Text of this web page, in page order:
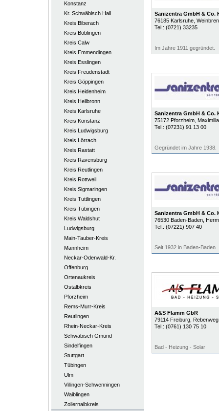
Konstanz
Kr. Schwäbisch Hall
Kreis Biberach
Kreis Böblingen
Kreis Calw
Kreis Emmendingen
Kreis Esslingen
Kreis Freudenstadt
Kreis Göppingen
Kreis Heidenheim
Kreis Heilbronn
Kreis Karlsruhe
Kreis Konstanz
Kreis Ludwigsburg
Kreis Lörrach
Kreis Rastatt
Kreis Ravensburg
Kreis Reutlingen
Kreis Rottweil
Kreis Sigmaringen
Kreis Tuttlingen
Kreis Tübingen
Kreis Waldshut
Ludwigsburg
Main-Tauber-Kreis
Mannheim
Neckar-Odenwald-Kr.
Offenburg
Ortenaukreis
Ostalbkreis
Pforzheim
Rems-Murr-Kreis
Reutlingen
Rhein-Neckar-Kreis
Schwäbisch Gmünd
Sindelfingen
Stuttgart
Tübingen
Ulm
Villingen-Schwenningen
Waiblingen
Zollernalbkreis
Sanizentra GmbH & Co.
76185 Karlsruhe,
Tel.: (0721) 33235
Im Jahre 1911 gegründet.
Sanizentra GmbH & Co.
75172 Pforzheim,
Tel.: (07231) 91 13 00
Gegründet im Jahre 1938.
Sanizentra GmbH & Co.
76530 Baden-Baden,
Tel.: (07221) 907 40
Seit 1932 in Baden-Baden
A&S Flamm GbR
79114 Freiburg,
Tel.: (0761) 130 75 10
Bad - Heizung - Solar